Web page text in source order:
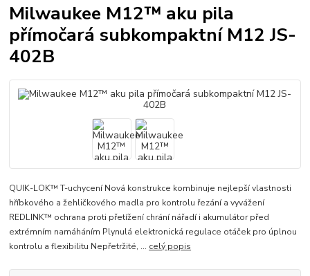
Milwaukee M12™ aku pila
přímočará subkompaktní M12 JS-
402B
QUIK-LOK™ T-uchycení Nová konstrukce kombinuje nejlepší vlastnosti
hříbkového a žehličkového madla pro kontrolu řezání a vyvážení
REDLINK™ ochrana proti přetížení chrání nářadí i akumulátor před
extrémním namáháním Plynulá elektronická regulace otáček pro úplnou
kontrolu a flexibilitu Nepřetržité, ... celý popis